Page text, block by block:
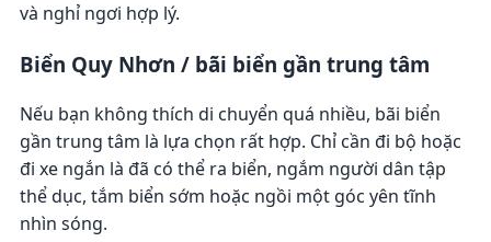
và nghỉ ngơi hợp lý.
Biển Quy Nhơn / bãi biển gần trung tâm
Nếu bạn không thích di chuyển quá nhiều, bãi biển
gần trung tâm là lựa chọn rất hợp. Chỉ cần đi bộ hoặc
đi xe ngắn là đã có thể ra biển, ngắm người dân tập
thể dục, tắm biển sớm hoặc ngồi một góc yên tĩnh
nhìn sóng.